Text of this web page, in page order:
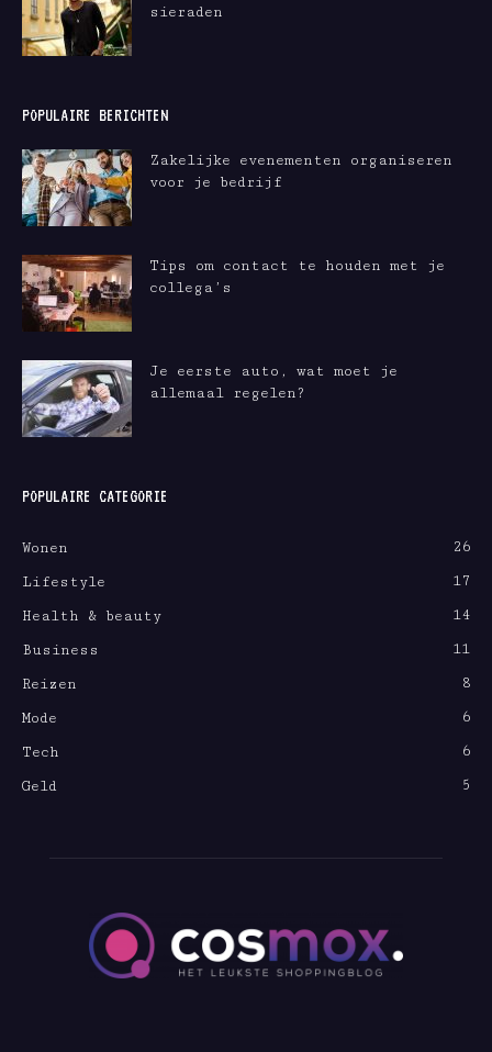
sieraden
POPULAIRE BERICHTEN
Zakelijke evenementen organiseren
voor je bedrijf
Tips om contact te houden met je
collega’s
Je eerste auto, wat moet je
allemaal regelen?
POPULAIRE CATEGORIE
Wonen
26
Lifestyle
17
Health & beauty
14
Business
11
Reizen
8
Mode
6
Tech
6
Geld
5